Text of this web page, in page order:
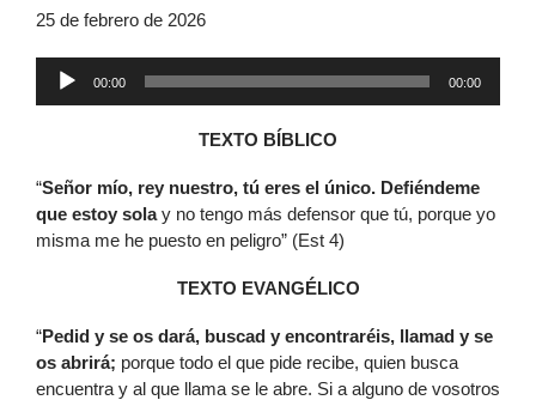
25 de febrero de 2026
00:00 00:00
TEXTO BÍBLICO
“Señor mío, rey nuestro, tú eres el único. Defiéndeme
que estoy solay no tengo más defensor que tú, porque yo
misma me he puesto en peligro” (Est 4)
TEXTO EVANGÉLICO
“Pedid y se os dará, buscad y encontraréis, llamad y se
os abrirá; porque todo el que pide recibe, quien busca
encuentra y al que llama se le abre. Si a alguno de vosotros